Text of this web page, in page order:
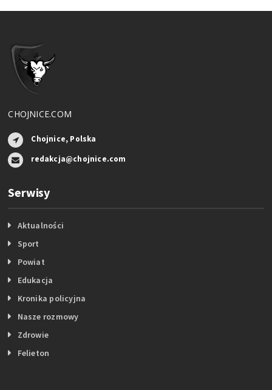
CHOJNICE.COM
Chojnice, Polska
redakcja@chojnice.com
Serwisy
Aktualności
Sport
Powiat
Edukacja
Kronika policyjna
Nasze rozmowy
Zdrowie
Felieton